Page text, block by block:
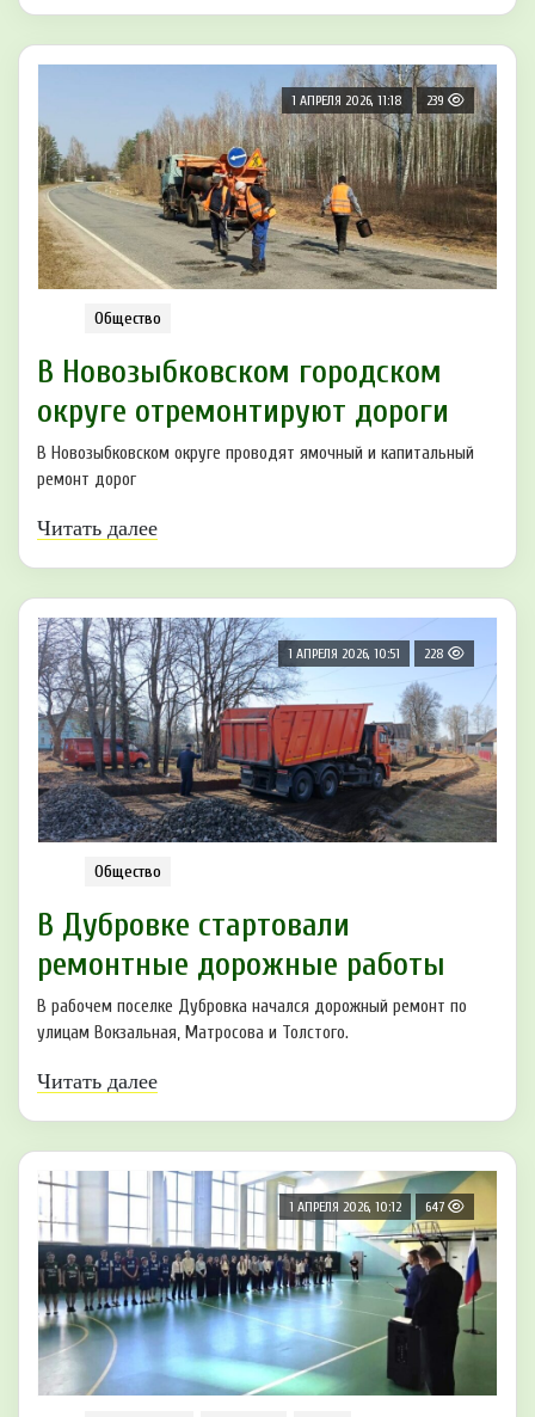
1 АПРЕЛЯ 2026, 11:18 239
Общество
В Новозыбковском городском
округе отремонтируют дороги
В Новозыбковском округе проводят ямочный и капитальный
ремонт дорог
Читать далее
1 АПРЕЛЯ 2026, 10:51 228
Общество
В Дубровке стартовали
ремонтные дорожные работы
В рабочем поселке Дубровка начался дорожный ремонт по
улицам Вокзальная, Матросова и Толстого.
Читать далее
1 АПРЕЛЯ 2026, 10:12 647